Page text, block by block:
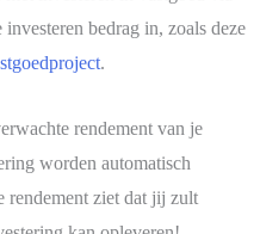
bedrag in, zoals deze
.
rendement van je
worden automatisch
rendement ziet dat jij zult